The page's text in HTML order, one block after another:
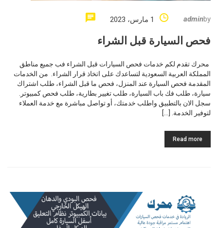
by
admin 1 مارس، 2023
فحص السيارة قبل الشراء
​​ محرك تقدم لكم خدمات فحص السيارات قبل الشراء فب جميع مناطق
المملكة العربية السعودية لتساعدك على اتخاذ قرار الشراء. من الخدمات
المقدمة فحص السيارة عند المنزل، فحص ما قبل الشراء، طلب اشتراك
سيارة، طلب فك باب السيارة، طلب تغيير بطارية، طلب فحص كمبيوتر.
سجل الان بالتطبيق واطلب خدمتك، أو تواصل مباشرة مع خدمة العملاء
لتوفير الخدمة. […]
Read more